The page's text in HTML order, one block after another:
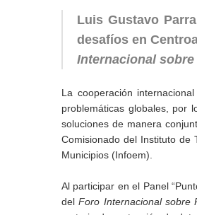
Luis Gustavo
desafíos en
Internacional
La cooperación
problemáticas globales, por
soluciones de manera
Comisionado del Instituto de
Municipios (Infoem).
Al participar en el Panel
delForo Internacional sobre